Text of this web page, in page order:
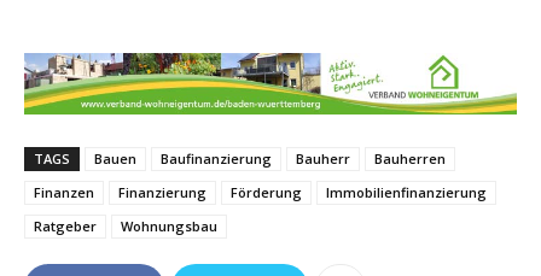
TAGS Bauen Baufinanzierung Bauherr
Bauherren
Finanzen
Finanzierung Förderung
Immobilienfinanzierung
Ratgeber
Wohnungsbau